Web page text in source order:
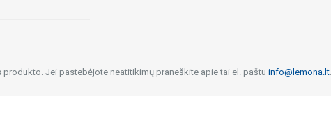
Jei pastebėjote neatitikimų praneškite apie tai el. paštu info@lemona.lt.